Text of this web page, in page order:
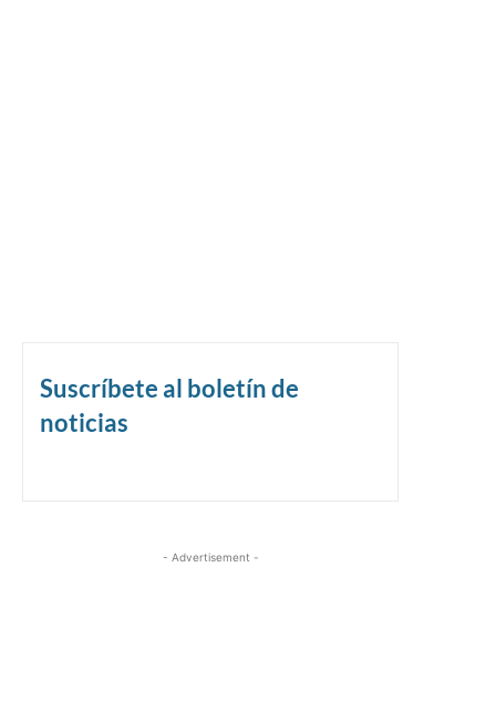
Suscríbete al boletín de
noticias
- Advertisement -